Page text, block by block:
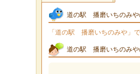
道の駅 播磨いちのみや
「道の駅 播磨いちのみや」
道の駅 播磨いちのみや